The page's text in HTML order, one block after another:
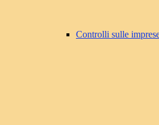
Controlli sulle